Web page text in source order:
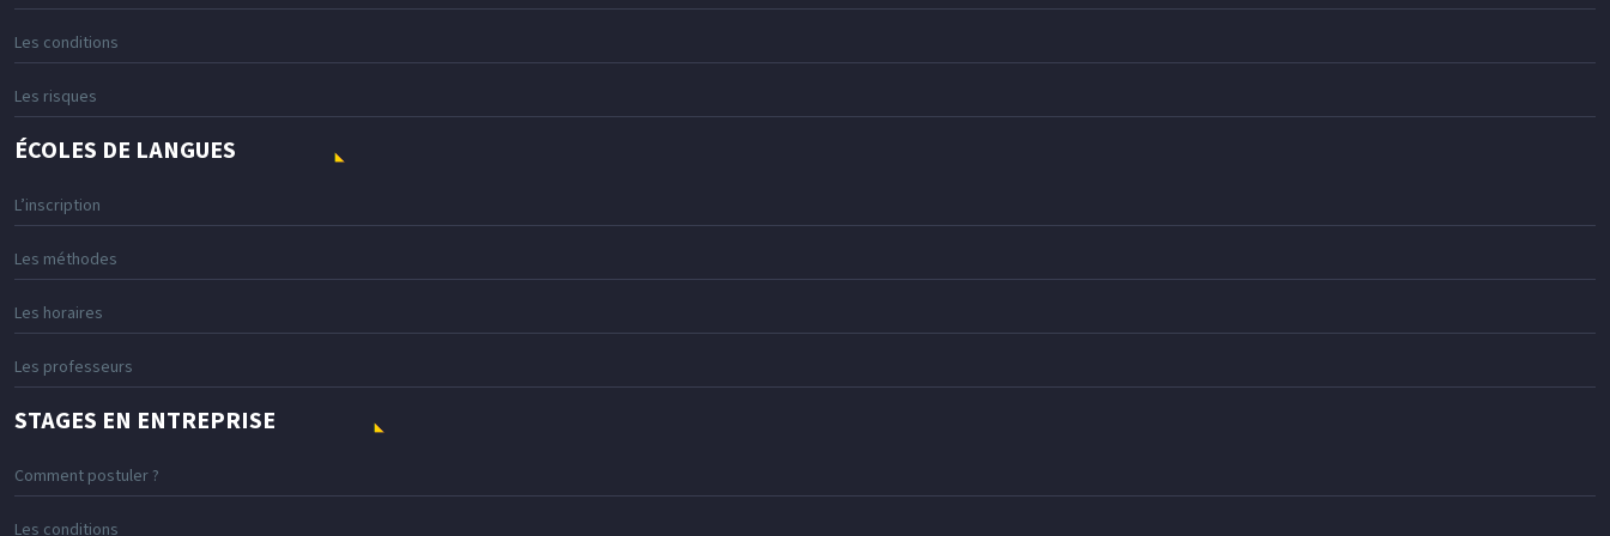
Les conditions
Les risques
ÉCOLES DE LANGUES
L’inscription
Les méthodes
Les horaires
Les professeurs
STAGES EN ENTREPRISE
Comment postuler ?
Les conditions